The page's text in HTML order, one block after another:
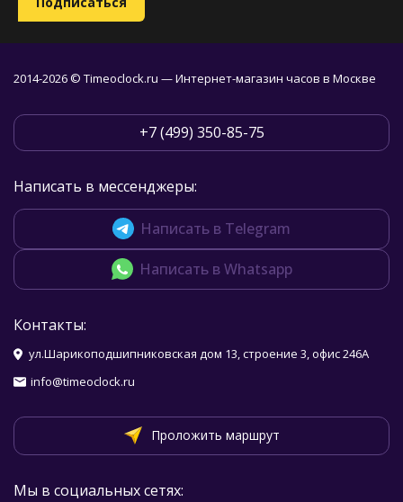
2014-2026 © Timeoclock.ru — Интернет-магазин часов в Москве
+7 (499) 350-85-75
Написать в мессенджеры:
Написать в Telegram
Написать в Whatsapp
Контакты:
ул.Шарикоподшипниковская дом 13, строение 3, офис 246А
info@timeoclock.ru
Проложить маршрут
Мы в социальных сетях: